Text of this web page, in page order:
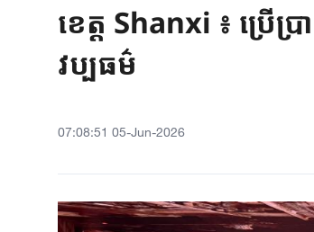
ខេត្ត Shanxi ៖ ​ប្រើប្
វប្បធម៌​
07:08:51 05-Jun-2026